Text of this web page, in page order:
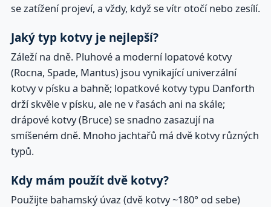
se zatížení projeví, a vždy, když se vítr otočí nebo zesílí.
Jaký typ kotvy je nejlepší?
Záleží na dně. Pluhové a moderní lopatové kotvy
(Rocna, Spade, Mantus) jsou vynikající univerzální
kotvy v písku a bahně; lopatkové kotvy typu Danforth
drží skvěle v písku, ale ne v řasách ani na skále;
drápové kotvy (Bruce) se snadno zasazují na
smíšeném dně. Mnoho jachtařů má dvě kotvy různých
typů.
Kdy mám použít dvě kotvy?
Použijte bahamský úvaz (dvě kotvy ~180° od sebe)